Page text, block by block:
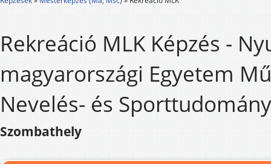
Rekreáció MLK Képzés -
magyarországi Egyetem
Nevelés- és
Szombathely